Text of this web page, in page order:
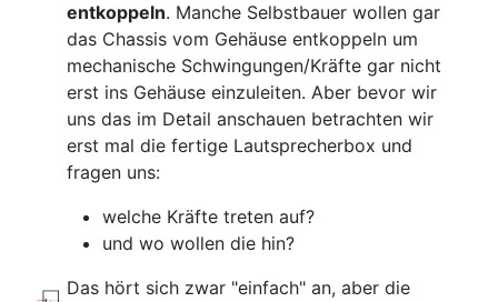
entkoppeln. Manche Selbstbauer wollen gar
das Chassis vom Gehäuse entkoppeln um
mechanische Schwingungen/Kräfte gar nicht
erst ins Gehäuse einzuleiten. Aber bevor wir
uns das im Detail anschauen betrachten wir
erst mal die fertige Lautsprecherbox und
fragen uns:
welche Kräfte treten auf?
und wo wollen die hin?
Das hört sich zwar "einfach" an, aber die